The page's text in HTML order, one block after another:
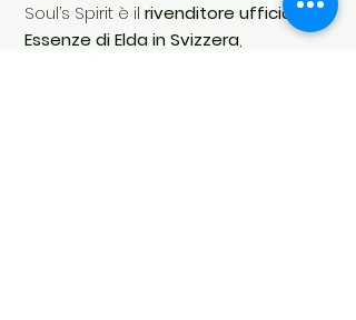
Soul’s Spirit è il rivenditore ufficiale Le
Essenze di Elda in Svizzera,